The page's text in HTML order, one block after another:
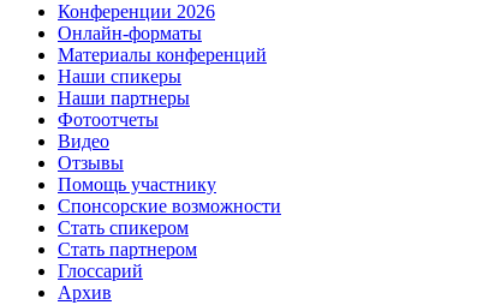
Конференции 2026
Онлайн-форматы
Материалы конференций
Наши спикеры
Наши партнеры
Фотоотчеты
Видео
Отзывы
Помощь участнику
Спонсорские возможности
Стать спикером
Стать партнером
Глоссарий
Архив